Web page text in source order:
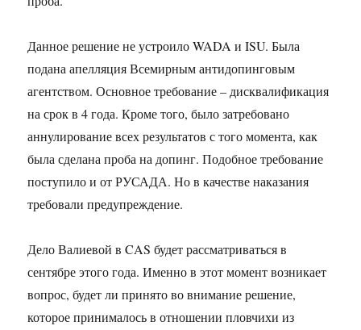
Данное решение не устроило WADA и ISU. Была
подана апелляция Всемирным антидопинговым
агентством. Основное требование – дисквалификация
на срок в 4 года. Кроме того, было затребовано
аннулирование всех результатов с того момента, как
была сделана проба на допинг. Подобное требование
поступило и от РУСАДА. Но в качестве наказания
требовали предупреждение.
Дело Валиевой в CAS будет рассматриваться в
сентябре этого года. Именно в этот момент возникает
вопрос, будет ли принято во внимание решение,
которое принималось в отношении пловчихи из